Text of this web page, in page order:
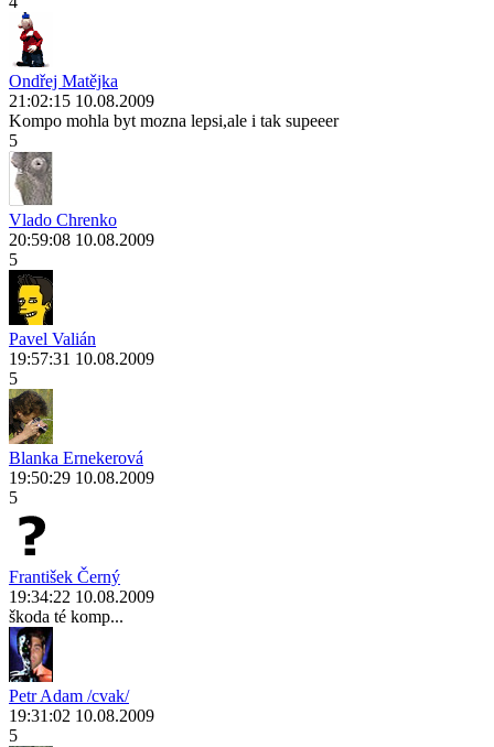
Ondřej Matějka
21:02:15 10.08.2009
Kompo mohla byt mozna lepsi,ale i tak supeeer
5
Vlado Chrenko
20:59:08 10.08.2009
5
Pavel Valián
19:57:31 10.08.2009
5
Blanka Ernekerová
19:50:29 10.08.2009
5
František Černý
19:34:22 10.08.2009
škoda té komp...
Petr Adam /cvak/
19:31:02 10.08.2009
5